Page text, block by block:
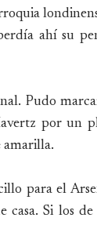
ahí su
Pudo
por un
amarilla.
para el
Si los